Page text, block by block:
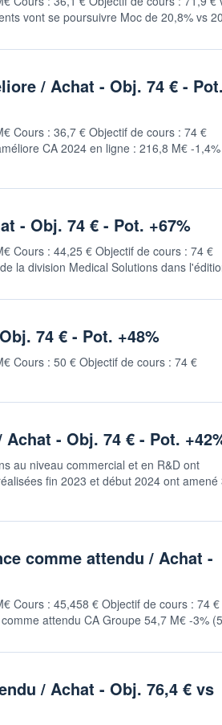
vont se poursuivre Moc de 20,8% vs
/ Achat - Obj. 74 € - Pot.
Cours : 36,7 € Objectif de cours : 74 €
CA 2024 en ligne : 216,8 M€ -1,4%
- Obj. 74 € - Pot. +67%
Cours : 44,25 € Objectif de cours : 74 €
la division Medical Solutions dans
74 € - Pot. +48%
Cours : 50 € Objectif de cours : 74 €
- Obj. 74 € - Pot.
au niveau commercial et en R&D ont
fin 2023 et début 2024 ont amené
comme attendu / Achat -
Cours : 45,458 € Objectif de cours : 74
attendu CA Groupe 54,7 M€ -3%
/ Achat - Obj. 76,4 € vs